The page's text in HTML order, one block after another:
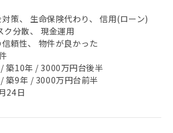
策、 生命保険代わり、 信用(ローン)
ク分散、 現金運用
頼性、 物件が良かった
築10年 / 3000万円台後半
築9年 / 3000万円台前半
24日